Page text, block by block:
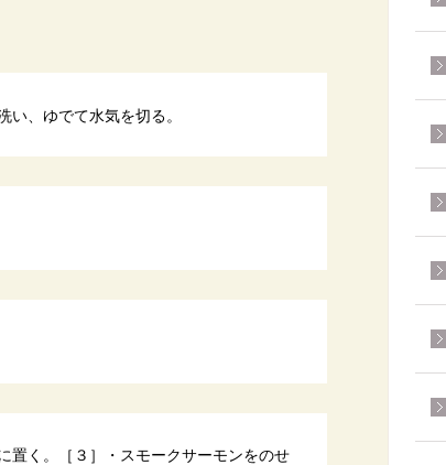
、ゆでて水気を切る。
置く。［３］・スモークサーモンをのせ